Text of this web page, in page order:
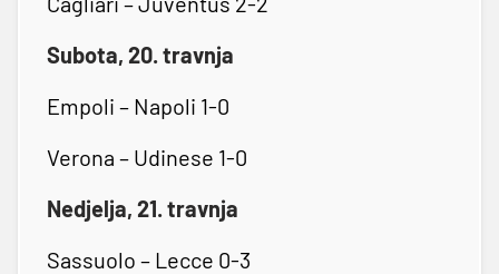
Subota, 20. travnja
Empoli – Napoli 1-0
Verona – Udinese 1-0
Nedjelja, 21. travnja
Sassuolo – Lecce 0-3